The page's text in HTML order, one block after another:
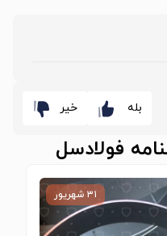
بله خیر
فولادسل
۳۱ شهریور